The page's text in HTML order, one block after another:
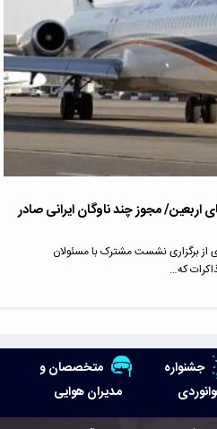
اربعین/ مجوز چند ناوگان ایرانی صادر
از برگزاری نشست مشترک با مسئولان
که…
جشنواره
متخصصان و
مدیران هوایی